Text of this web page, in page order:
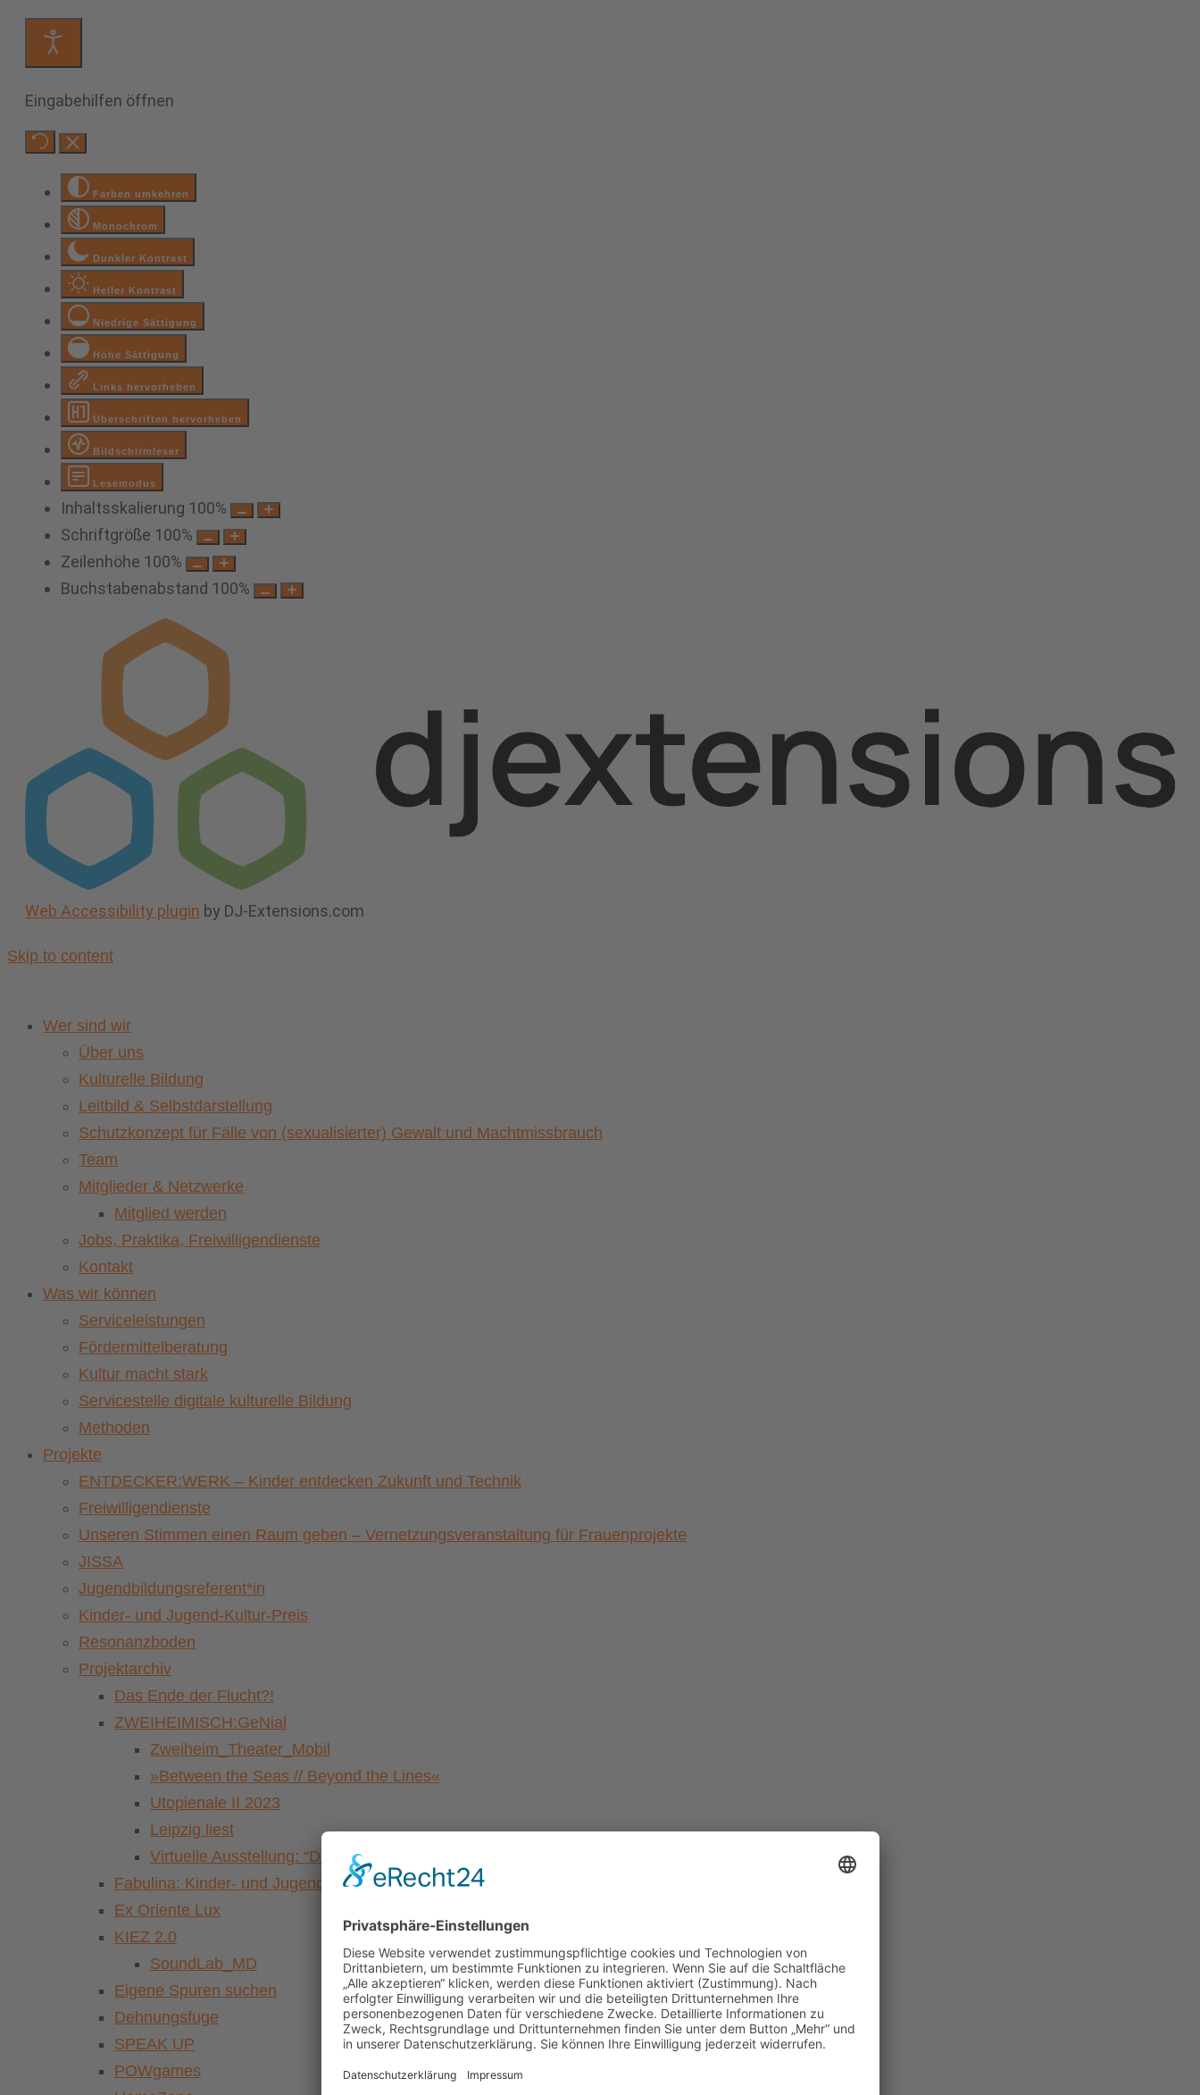
Eingabehilfen öffnen
Farben umkehren
Monochrom
Dunkler Kontrast
Heller Kontrast
Niedrige Sättigung
Hohe Sättigung
Links hervorheben
Überschriften hervorheben
Bildschirmleser
Lesemodus
Inhaltsskalierung 100%
Schriftgröße 100%
Zeilenhöhe 100%
Buchstabenabstand 100%
Web Accessibility plugin by DJ-Extensions.com
Skip to content
Wer sind wir
Über uns
Kulturelle Bildung
Leitbild & Selbstdarstellung
Schutzkonzept für Fälle von (sexualisierter) Gewalt und Machtmissbrauch
Team
Mitglieder & Netzwerke
Mitglied werden
Jobs, Praktika, Freiwilligendienste
Kontakt
Was wir können
Serviceleistungen
Fördermittelberatung
Kultur macht stark
Servicestelle digitale kulturelle Bildung
Methoden
Projekte
ENTDECKER:WERK – Kinder entdecken Zukunft und Technik
Freiwilligendienste
Unseren Stimmen einen Raum geben – Vernetzungsveranstaltung für Frauenprojekte
JISSA
Jugendbildungsreferent*in
Kinder- und Jugend-Kultur-Preis
Resonanzboden
Projektarchiv
Das Ende der Flucht?!
ZWEIHEIMISCH:GeNial
Zweiheim_Theater_Mobil
»Between the Seas // Beyond the Lines«
Utopienale II 2023
Leipzig liest
Virtuelle Ausstellung: “Der Pascha von Magdeburg”
Fabulina: Kinder- und Jugendkulturfestival
Ex Oriente Lux
KIEZ 2.0
SoundLab_MD
Eigene Spuren suchen
Dehnungsfuge
SPEAK UP
POWgames